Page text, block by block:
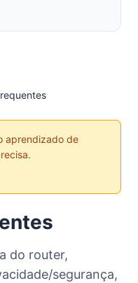
porta 32000?
do I2P?
I2P?
aprendizado de
do router,
segurança,